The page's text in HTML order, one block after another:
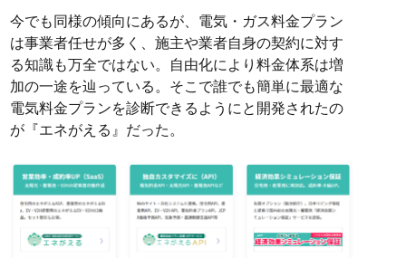
今でも同様の傾向にあるが、電気・ガス料金プラン
は事業者任せが多く、施主や業者自身の契約に対す
る知識も万全ではない。自由化により料金体系は増
加の一途を辿っている。そこで誰でも簡単に最適な
電気料金プランを診断できるようにと開発されたの
が『エネがえる』だった。